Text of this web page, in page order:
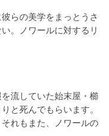
らの美学をまっとうさ
。ノワールに対するリ
流していた始末屋・櫛
と死んでもらいます。
れもまた、ノワールの